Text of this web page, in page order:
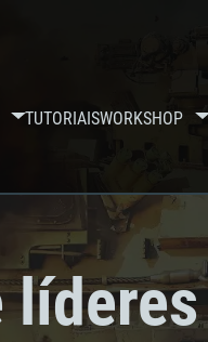
TUTORIAISWORKSHOP
líderes